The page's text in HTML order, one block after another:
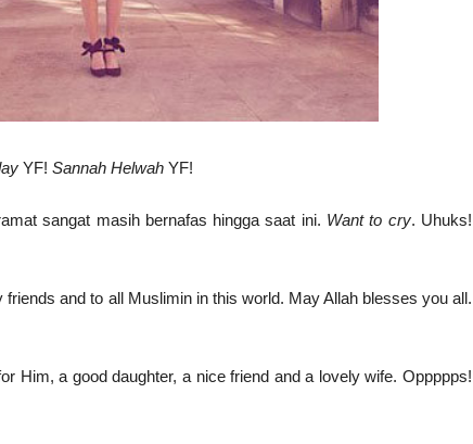
YF! Sannah Helwah YF!
sangat masih bernafas hingga saat ini. Want to cry. Uhuks!
and to all Muslimin in this world. May Allah blesses you all.
Him, a good daughter, a nice friend and a lovely wife. Oppppps!